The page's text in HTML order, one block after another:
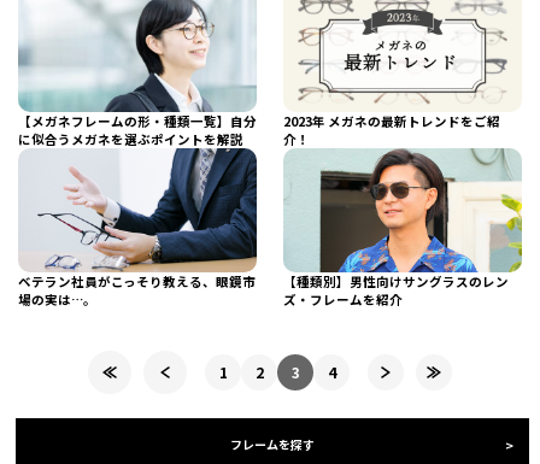
【メガネフレームの形・種類一覧】自分
に似合うメガネを選ぶポイントを解説
2023年 メガネの最新トレンドをご紹
介！
ベテラン社員がこっそり教える、眼鏡市
場の実は…。
【種類別】男性向けサングラスのレン
ズ・フレームを紹介
1 2 3 4
フレームを探す